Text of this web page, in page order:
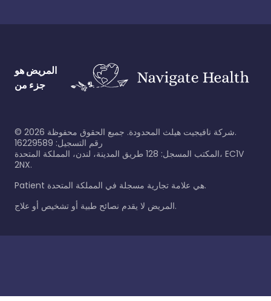
المريض هو
جزء من
© 2026
شركة نافيجيت هيلث المحدودة. جميع الحقوق محفوظة.
رقم التسجيل: 16229589
المكتب المسجل: 128 طريق المدينة، لندن، المملكة المتحدة، EC1V
2NX.
Patient هي علامة تجارية مسجلة في المملكة المتحدة.
المريض لا يقدم نصائح طبية أو تشخيص أو علاج.